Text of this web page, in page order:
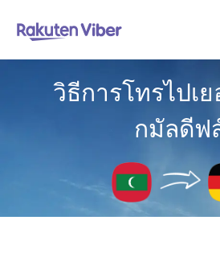
วิธีการโทรไปเ
กมัลดีฟ